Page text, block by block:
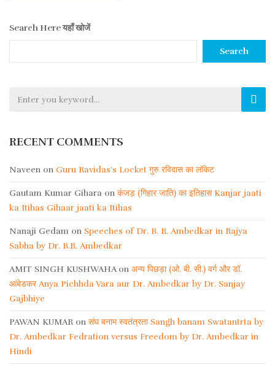
Search Here यहाँ खोजें
Search
RECENT COMMENTS
Naveen on Guru Ravidas’s Locket गुरु रविदास का लॉकेट
Gautam Kumar Gihara on कंजड़ (गिहार जाति) का इतिहास Kanjar jaati
ka Itihas Gihaar jaati ka Itihas
Nanaji Gedam on Speeches of Dr. B. R. Ambedkar in Rajya
Sabha by Dr. B.R. Ambedkar
AMIT SINGH KUSHWAHAon अन्य पिछड़ा (ओ. बी. सी.) वर्ग और डॉ.
आंबेडकर Anya Pichhda Vara aur Dr. Ambedkar by Dr. Sanjay
Gajbhiye
PAWAN KUMARon संघ बनाम स्वतंत्रता Sangh banam Swatantrta by
Dr. Ambedkar Fedration versus Freedom by Dr. Ambedkar in
Hindi